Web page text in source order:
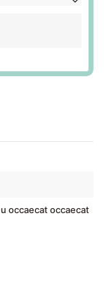
occaecat occaecat